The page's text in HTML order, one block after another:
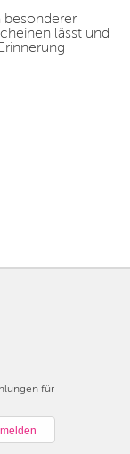
besonderer
lässt und
für